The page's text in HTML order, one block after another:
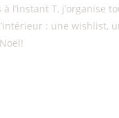
l’instant T, j’organise
: une wishlist,